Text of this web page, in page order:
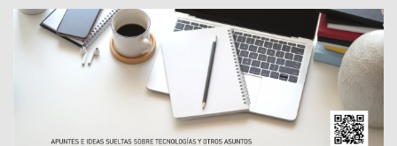
Saltar
contenido